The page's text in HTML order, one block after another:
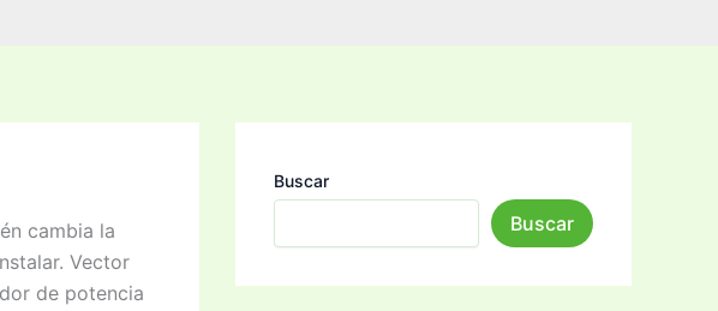
cambia la
Vector
de potencia
Buscar
Buscar